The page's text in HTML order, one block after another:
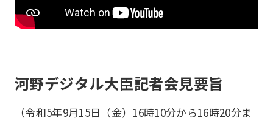
河野デジタル大臣記者会見要旨
（令和5年9月15日（金）16時10分から16時20分ま